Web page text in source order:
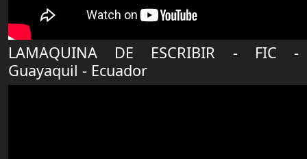
LAMAQUINA DE ESCRIBIR - FIC -
Guayaquil - Ecuador